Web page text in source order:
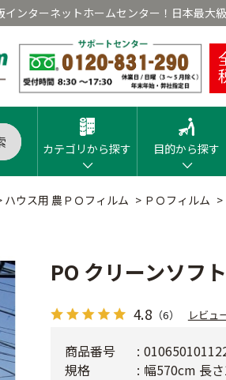
ンターネットホームセンター！日本最大
カテゴリから探す 目的から探す
ハウス用 農ＰＯフィルム > ＰＯフィルム >
PO クリーンソフ
4.8 （6） レビュ
商品番号
規格
幅570cm 長